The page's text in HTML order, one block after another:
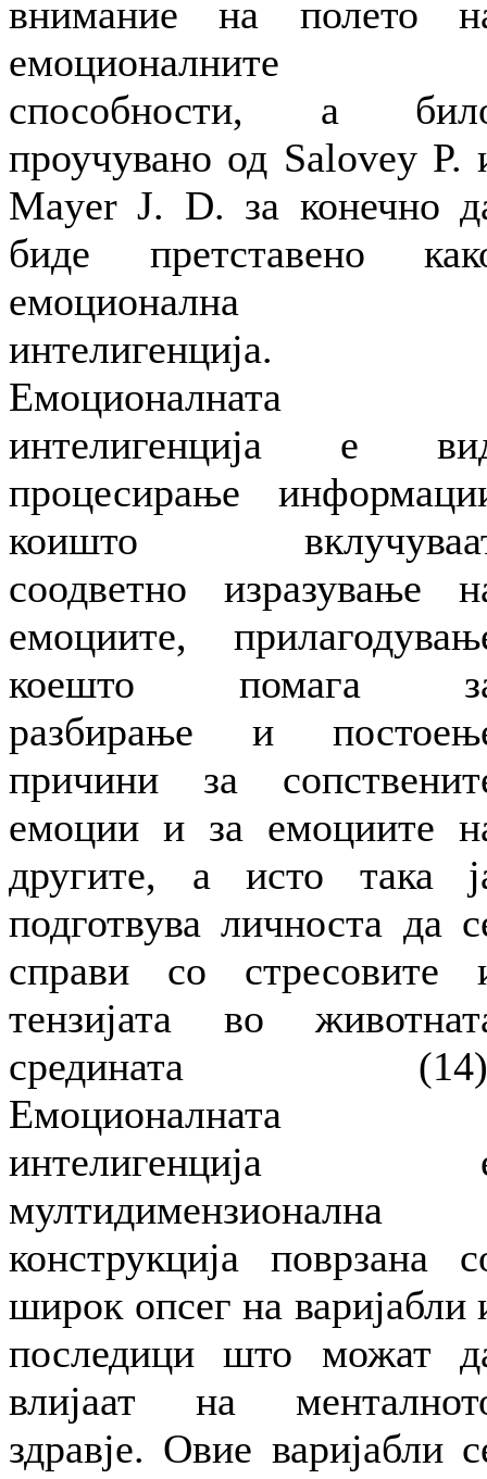
внимание на полето
емоциoналните
способности, а
проучувано од Salovey P.
Mayer J. D. за конечно
биде претставено
емоционална
интелигенција.
Емоционалната
интелигенција е
процесирање
коишто
соодветно изразување
емоциите,
коешто помага
разбирање и
причини за
емоции и за емоциите
другите, а исто така
подготвува личноста да
справи со стресовите
тензијата во
средината
Емоционалната
интелигенција
мултидимензионална
конструкција поврзана
широк опсег на варијабли
последици што можат
влијаат на
здравје. Овие варијабли